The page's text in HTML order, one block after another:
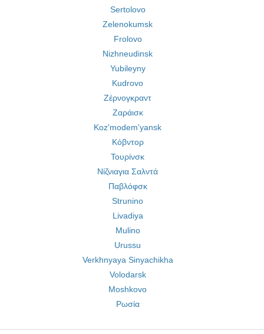
Sertolovo
Zelenokumsk
Frolovo
Nizhneudinsk
Yubileyny
Kudrovo
Ζέρνογκραντ
Ζαράισκ
Koz'modem'yansk
Κόβντορ
Τουρίνσκ
Νίζνιαγια Σαλντά
Παβλόφσκ
Strunino
Livadiya
Mulino
Urussu
Verkhnyaya Sinyachikha
Volodarsk
Moshkovo
Ρωσία